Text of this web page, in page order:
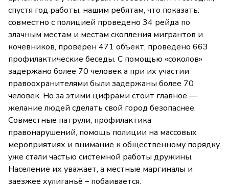
спустя год работы, нашим ребятам, что показать:
совместно с полицией проведено 34 рейда по
злачным местам и местам скопления мигрантов и
кочевников, проверен 471 объект, проведено 663
профилактические беседы. С помощью «соколов»
задержано более 70 человек а при их участии
правоохранителями были задержаны более 70
человек. Но за этими цифрами стоит главное —
желание людей сделать свой город безопаснее.
Совместные патрули, профилактика
правонарушений, помощь полиции на массовых
мероприятиях и внимание к общественному порядку
уже стали частью системной работы дружины.
Население их уважает, а местные маргиналы и
заезжее хулиганьё – побаивается.